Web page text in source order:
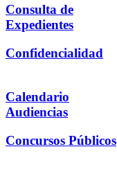
Consulta de
Expedientes
Confidencialidad
Calendario
Audiencias
Concursos Públicos